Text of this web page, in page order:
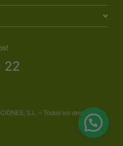
22
S.L. – Todos los derechos